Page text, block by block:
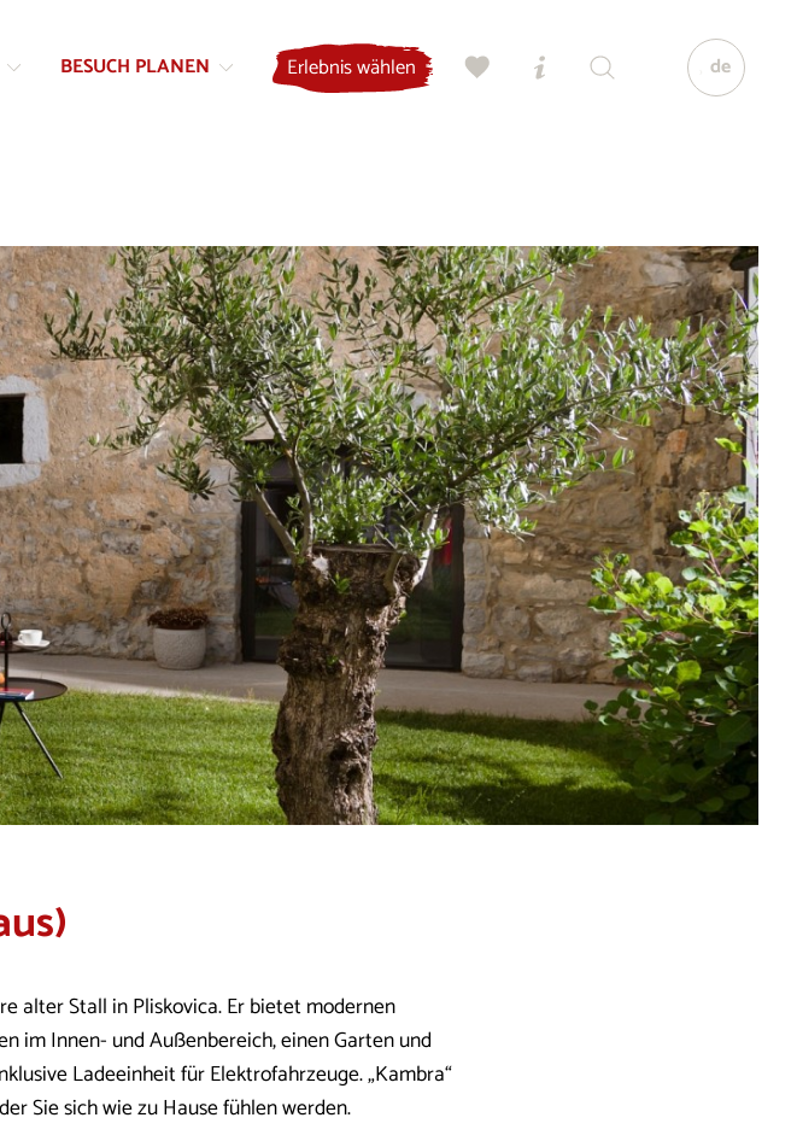
BESUCH PLANEN Erlebnis wählen de
alter Stall in Pliskovica. Er bietet modernen
im Innen- und Außenbereich, einen Garten und
Ladeeinheit für Elektrofahrzeuge. „Kambra“
Sie sich wie zu Hause fühlen werden.